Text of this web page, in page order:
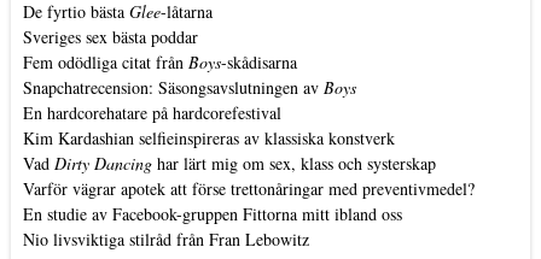
De fyrtio bästa Glee-låtarna
Sveriges sex bästa poddar
Fem odödliga citat från Boys-skådisarna
Snapchatrecension: Säsongsavslutningen av Boys
En hardcorehatare på hardcorefestival
Kim Kardashian selfieinspireras av klassiska konstverk
Vad Dirty Dancinghar lärt mig om sex, klass och systerskap
Varför vägrar apotek att förse trettonåringar med preventivmedel?
En studie av Facebook-gruppen Fittorna mitt ibland oss
Nio livsviktiga stilråd från Fran Lebowitz